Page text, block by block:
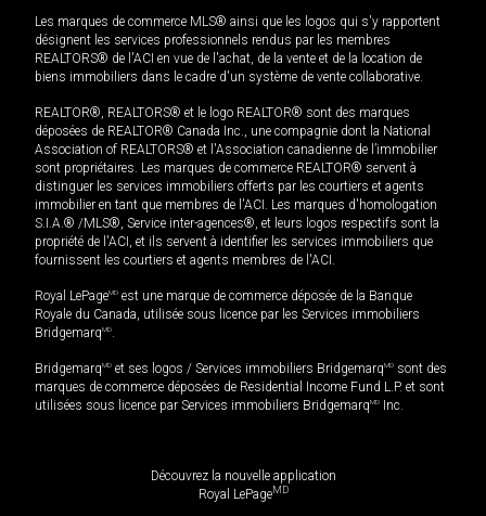
Les marques de commerce MLS® ainsi que les logos qui s'y rapportent
désignent les services professionnels rendus par les membres
REALTORS® de l'ACI en vue de l'achat, de la vente et de la location de
biens immobiliers dans le cadre d'un système de vente collaborative.
REALTOR®, REALTORS® et le logo REALTOR® sont des marques
déposées de REALTOR® Canada Inc., une compagnie dont la National
Association of REALTORS® et l'Association canadienne de l’immobilier
sont propriétaires. Les marques de commerce REALTOR® servent à
distinguer les services immobiliers offerts par les courtiers et agents
immobilier en tant que membres de l'ACI. Les marques d'homologation
S.I.A.® /MLS®, Service inter-agences®, et leurs logos respectifs sont la
propriété de l'ACI, et ils servent à identifier les services immobiliers que
fournissent les courtiers et agents membres de l'ACI.
Royal LePageMD est une marque de commerce déposée de la Banque
Royale du Canada, utilisée sous licence par les Services immobiliers
BridgemarqMD.
BridgemarqMD et ses logos / Services immobiliers BridgemarqMD sont des
marques de commerce déposées de Residential Income Fund L.P. et sont
utilisées sous licence par Services immobiliers BridgemarqMD Inc.
Découvrez la nouvelle application
Royal LePageMD